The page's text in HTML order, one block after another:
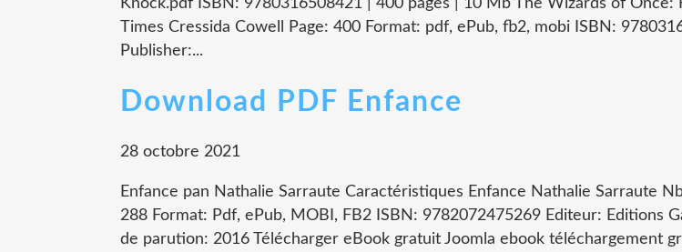
Knock.pdf ISBN: 9780316508421 | 400 pages | 10 Mb The Wizards of Once:
Times Cressida Cowell Page: 400 Format: pdf, ePub, fb2, mobi ISBN:
Publisher:...
Download PDF Enfance
28 octobre 2021
Enfance pan Nathalie Sarraute Caractéristiques Enfance Nathalie Sarraute
288 Format: Pdf, ePub, MOBI, FB2 ISBN: 9782072475269 Editeur: Editions
de parution: 2016 Télécharger eBook gratuit Joomla ebook téléchargement